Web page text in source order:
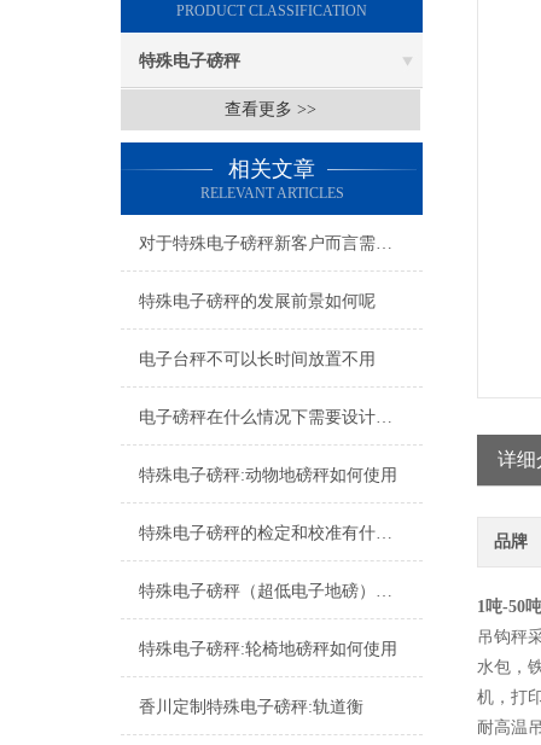
PRODUCT CLASSIFICATION
特殊电子磅秤
查看更多 >>
相关文章
RELEVANT ARTICLES
对于特殊电子磅秤新客户而言需了解哪几点呢
特殊电子磅秤的发展前景如何呢
电子台秤不可以长时间放置不用
电子磅秤在什么情况下需要设计成超低台面呢？
特殊电子磅秤:动物地磅秤如何使用
特殊电子磅秤的检定和校准有什么区别
特殊电子磅秤（超低电子地磅）应用领域
特殊电子磅秤:轮椅地磅秤如何使用
香川定制特殊电子磅秤:轨道衡
详细
品牌
1吨-50
吊钩秤
水包，
机，打
耐高温